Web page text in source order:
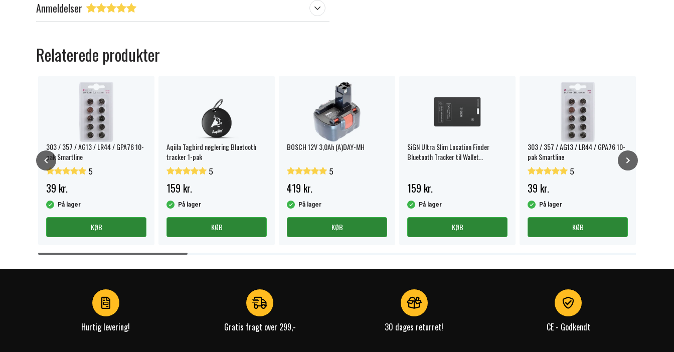
Anmeldelser
Relaterede produkter
303 / 357 / AG13 / LR44 / GPA76 10-
pak Smartline
5
39 kr.
På lager
KØB
Aqiila Tagbird nøglering Bluetooth
tracker 1-pak
5
159 kr.
På lager
KØB
BOSCH 12V 3,0Ah (A)DAY-MH
5
419 kr.
På lager
KØB
SiGN Ultra Slim Location Finder
Bluetooth Tracker til Wallet
159 kr.
På lager
KØB
303 / 357 / AG13 / LR44 / GPA76 10-
pak Smartline
5
39 kr.
På lager
KØB
Item
Hurtig levering! Gratis fragt over 299,- 30 dages returret! CE - Godkendt